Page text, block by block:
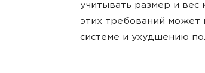
учитывать размер и вес
этих требований может
системе и ухудшению